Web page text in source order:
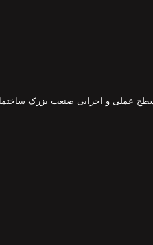
عملی و اجرایی صنعت بزرک